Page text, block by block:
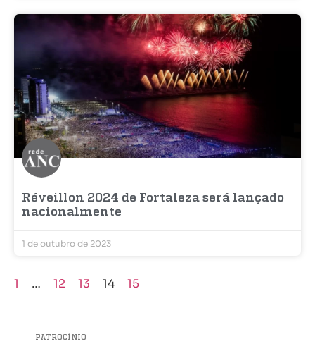
Réveillon 2024 de Fortaleza será lançado
nacionalmente
1 de outubro de 2023
1 … 12 13 14 15
PATROCÍNIO